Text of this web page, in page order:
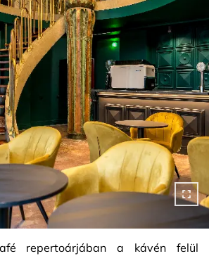
repertoárjában a kávén felül